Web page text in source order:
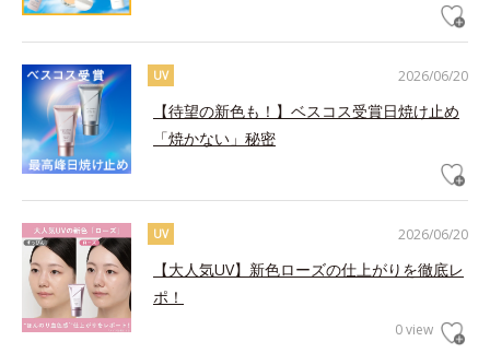
2026/06/20
UV
【待望の新色も！】ベスコス受賞日焼け止め
「焼かない」秘密
2026/06/20
UV
【大人気UV】新色ローズの仕上がりを徹底レ
ポ！
0 view